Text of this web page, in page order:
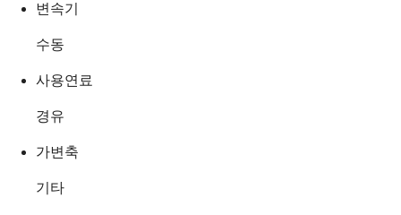
변속기
수동
사용연료
경유
가변축
기타